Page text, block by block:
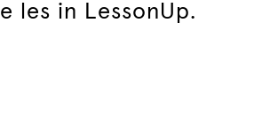
les in LessonUp.